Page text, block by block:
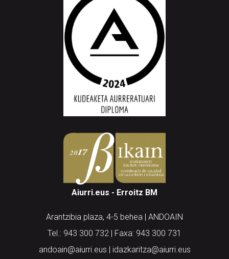
Aiurri.eus - Erroitz BM
Arantzibia plaza, 4-5 behea | ANDOAIN
Tel.: 943 300 732 | Faxa: 943 300 731
andoain@aiurri.eus | idazkaritza@aiurri.eus